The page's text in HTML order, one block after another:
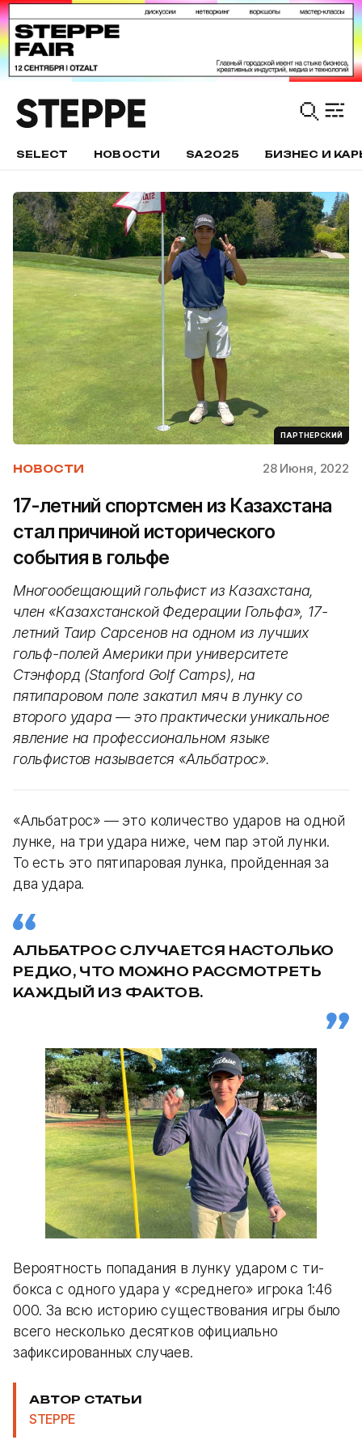
SELECT НОВОСТИ SA2025 БИЗНЕС И
ПАРТНЕРСКИЙ
НОВОСТИ 28 Июня, 2022
17-летний спортсмен из Казахстана
стал причиной исторического
события в гольфе
Многообещающий гольфист из Казахстана,
член «Казахстанской Федерации Гольфа», 17-
летний Таир Сарсенов на одном из лучших
гольф-полей Америки при университете
Стэнфорд (Stanford Golf Camps), на
пятипаровом поле закатил мяч в лунку со
второго удара — это практически уникальное
явление на профессиональном языке
гольфистов называется «Альбатрос».
«Альбатрос» — это количество ударов на одной
лунке, на три удара ниже, чем пар этой лунки.
То есть это пятипаровая лунка, пройденная за
два удара.
АЛЬБАТРОС СЛУЧАЕТСЯ НАСТОЛЬКО
РЕДКО, ЧТО МОЖНО РАССМОТРЕТЬ
КАЖДЫЙ ИЗ ФАКТОВ.
Вероятность попадания в лунку ударом с ти-
бокса с одного удара у «среднего» игрока 1:46
000. За всю историю существования игры было
всего несколько десятков официально
зафиксированных случаев.
АВТОР СТАТЬИ
STEPPE